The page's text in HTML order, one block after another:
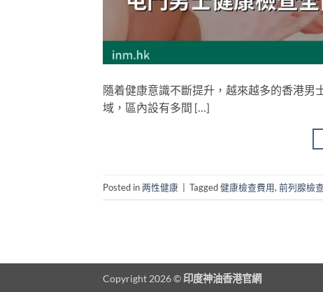
隨着健康意識不斷提升，越來越多的香港
域，區內設有多間 […]
Posted in两性健康 | Tagged健康檢查費用, 前列腺檢查
Copyright 2026 © 印度神油香港官網